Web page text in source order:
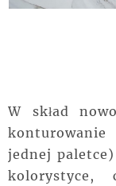
W skład
jednej
kolorystyce,